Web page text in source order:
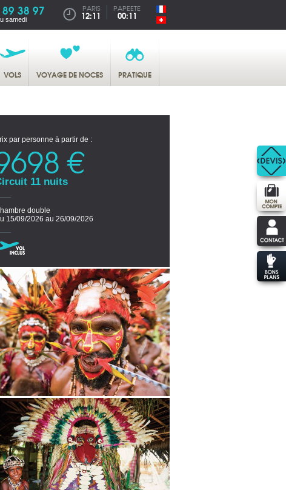
38 97
samedi
PARIS
12:11
PAPEETE
00:11
VOLS VOYAGE DE NOCES PRATIQUE
par personne à partir de :
€
11 nuits
double
15/09/2026 au 26/09/2026